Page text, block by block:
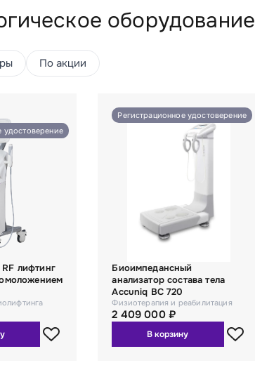
оборудование
По акции
удостоверение
лифтинг
Регистрационное удостоверение
Биоимпедансный
анализатор состава тела
Accuniq BC 720
Физиотерапия и реабилитация
2 409 000 ₽
В корзину